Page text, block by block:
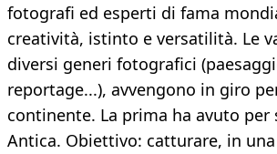
fotografi ed esperti di fama
creatività, istinto e versatilità. Le
diversi generi fotografici
reportage...), avvengono in giro
continente. La prima ha avuto per
Antica. Obiettivo: catturare, in